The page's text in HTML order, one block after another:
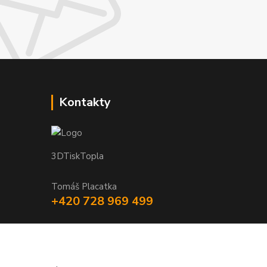
Kontakty
3DTiskTopla
Tomáš Placatka
+420 728 969 499